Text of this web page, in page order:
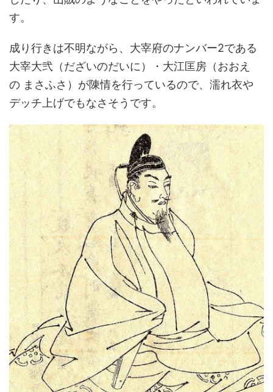
す。
成り行きは不明ながら、大宰府のナンバー2である
大宰大弐（だざいのだいに）・大江匡房（おおえ
の まさふさ）が陳情を行っているので、濡れ衣や
デッチ上げでもなさそうです。